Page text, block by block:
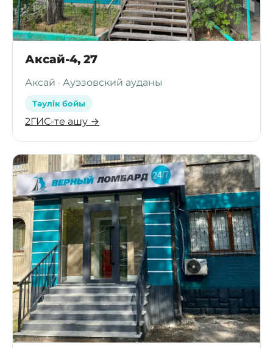
Аксай-4, 27
Аксай · Ауэзовский ауданы
Тәулік бойы
2ГИС-те ашу →